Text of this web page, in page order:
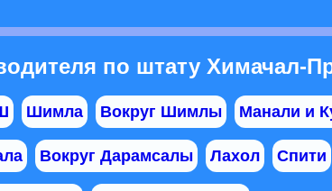
по штату Химачал-
Шимла Вокруг Шимлы Манали и
Вокруг Дарамсалы Лахол Спити